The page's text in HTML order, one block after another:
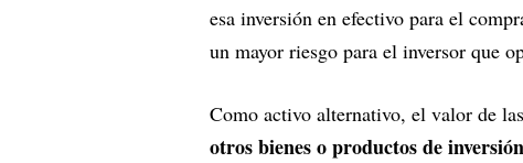
esa inversión en efectivo para el
un mayor riesgo para el inversor que
Como activo alternativo, el valor de
otros bienes o productos de